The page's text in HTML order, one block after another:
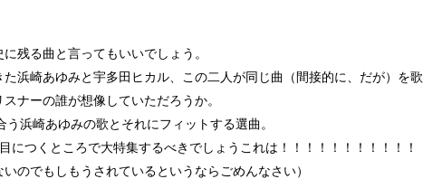
残る曲と言ってもいいでしょう。
浜崎あゆみと宇多田ヒカル、この二人が同じ曲（間接的に、だが）を歌
ナーの誰が想像していただろうか。
浜崎あゆみの歌とそれにフィットする選曲。
につくところで大特集するべきでしょうこれは！！！！！！！！！！！
いのでもしもうされているというならごめんなさい）